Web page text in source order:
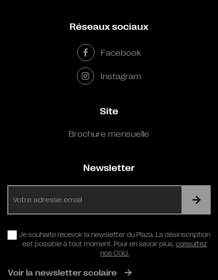
Réseaux sociaux
Facebook
Instagram
Site
Brochure mensuelle
Newsletter
RGPD
Je souhaite recevoir la newsletter du Plaza. La désinscription
est possible à tout moment. Pour en savoir plus,consultez
nos CGU.
Voir la newsletter scolaire